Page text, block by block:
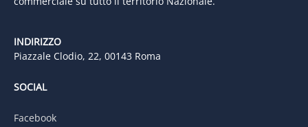
INDIRIZZO
Piazzale Clodio, 22, 00143 Roma
SOCIAL
Facebook